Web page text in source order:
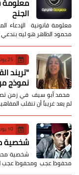
الجنح
معلومة قانونية الإدعاء
محمود الطاهر هو ليه
25 يوليو 2026
​"تريند
نموذج
محمد أبو سيف ​في زمن
لم يعد غريباً أن تنقلب
10 يونيو 2021
شخصية
شخصية
محفوظ عجب ومحفوظ عجب